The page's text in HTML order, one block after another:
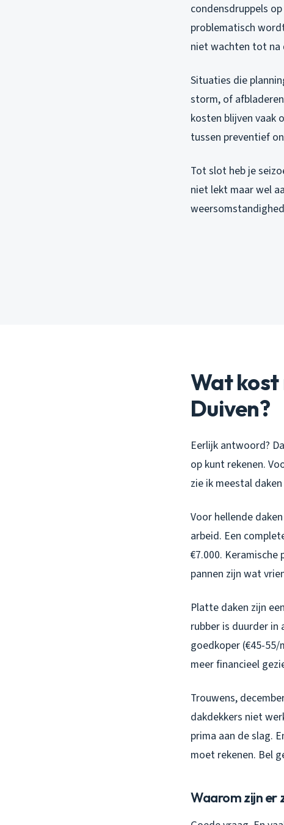
condensdruppels
problematisch
niet wachten tot na
Situaties die
storm, of
kosten blijven vaak
tussen preventief
Tot slot heb je
niet lekt maar wel
Wat
Duiven?
Eerlijk antwoord?
op kunt rekenen.
zie ik meestal
Voor hellende
arbeid. Een
€7.000.
pannen zijn wat
Platte daken zijn
rubber is duurder in
goedkoper (€45-
meer financieel
Trouwens,
dakdekkers niet
prima aan de slag.
moet rekenen. Bel
Waarom zijn er